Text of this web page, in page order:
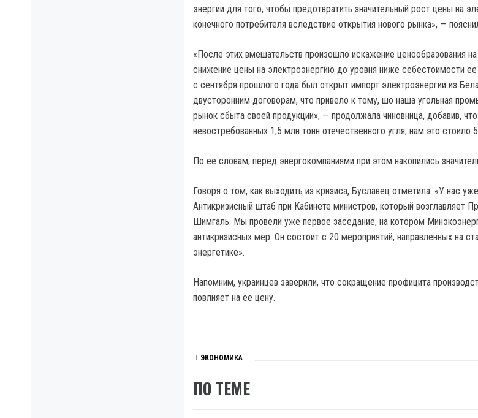
энергии для того, чтобы предотвратить значительный рост цены на
конечного потребителя вследствие открытия нового рынка», —
«После этих вмешательств произошло искажение ценообразования
снижение цены на электроэнергию до уровня ниже себестоимости
с сентября прошлого года был открыт импорт электроэнергии из
двусторонним договорам, что привело к тому, шо наша угольная
рынок сбыта своей продукции», — продолжала чиновница, добавив,
невостребованных 1,5 млн тонн отечественного угля, нам это стоило
По ее словам, перед энергокомпаниями при этом накопились
Говоря о том, как выходить из кризиса, Буславец отметила: «У нас
Антикризисный штаб при Кабинете министров, который возглавляет
Шимгаль. Мы провели уже первое заседание, на котором
антикризисных мер. Он состоит с 20 мероприятий, направленных на
энергетике».
Напомним, украинцев заверили, что сокращение профицита
повлияет на ее цену.
ЭКОНОМИКА
ПО ТЕМЕ